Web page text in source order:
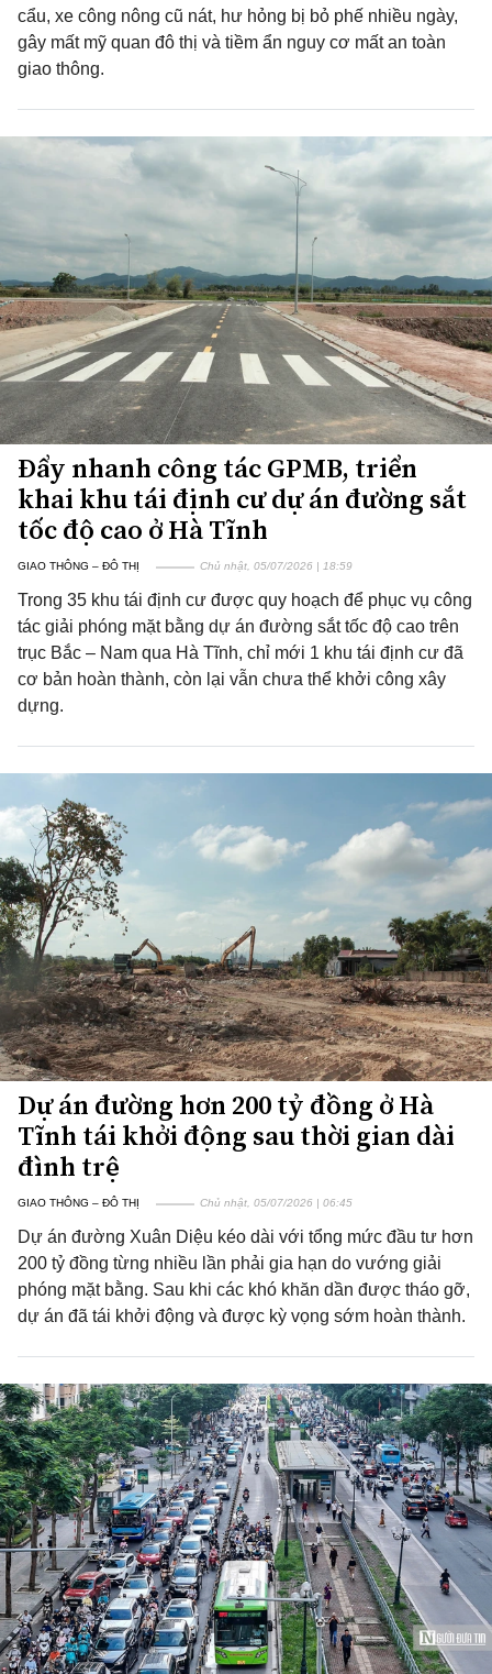
cẩu, xe công nông cũ nát, hư hỏng bị bỏ phế nhiều ngày,
gây mất mỹ quan đô thị và tiềm ẩn nguy cơ mất an toàn
giao thông.
Đẩy nhanh công tác GPMB, triển
khai khu tái định cư dự án đường sắt
tốc độ cao ở Hà Tĩnh
GIAO THÔNG – ĐÔ THỊ Chủ nhật, 05/07/2026 | 18:59
Trong 35 khu tái định cư được quy hoạch để phục vụ công
tác giải phóng mặt bằng dự án đường sắt tốc độ cao trên
trục Bắc – Nam qua Hà Tĩnh, chỉ mới 1 khu tái định cư đã
cơ bản hoàn thành, còn lại vẫn chưa thể khởi công xây
dựng.
Dự án đường hơn 200 tỷ đồng ở Hà
Tĩnh tái khởi động sau thời gian dài
đình trệ
GIAO THÔNG – ĐÔ THỊ Chủ nhật, 05/07/2026 | 06:45
Dự án đường Xuân Diệu kéo dài với tổng mức đầu tư hơn
200 tỷ đồng từng nhiều lần phải gia hạn do vướng giải
phóng mặt bằng. Sau khi các khó khăn dần được tháo gỡ,
dự án đã tái khởi động và được kỳ vọng sớm hoàn thành.